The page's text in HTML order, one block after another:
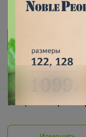
Ваш регион
Продолжая